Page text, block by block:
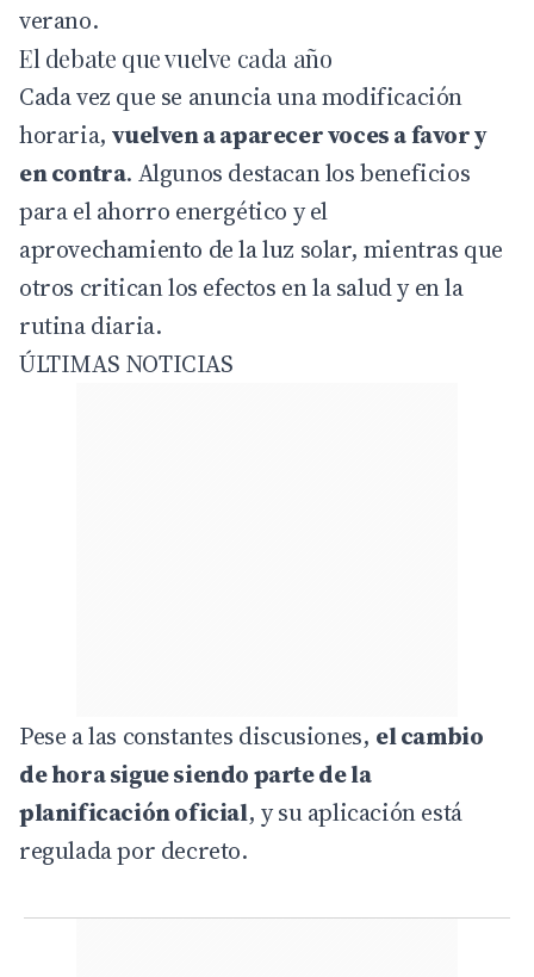
verano.
El debate que vuelve cada año
Cada vez que se anuncia una modificación
horaria,vuelven a aparecer voces a favor y
en contra. Algunos destacan los beneficios
para el ahorro energético y el
aprovechamiento de la luz solar, mientras que
otros critican los efectos en la salud y en la
rutina diaria.
ÚLTIMAS NOTICIAS
Pese a las constantes discusiones, el cambio
de hora sigue siendo parte de la
planificación oficial, y su aplicación está
regulada por decreto.